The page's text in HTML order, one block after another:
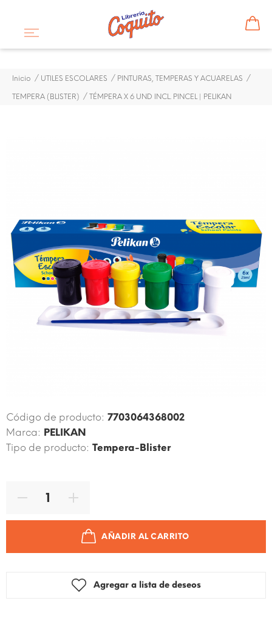
Inicio UTILES ESCOLARES PINTURAS, TEMPERAS Y ACUARELAS
TEMPERA (BLISTER) TÉMPERA X 6 UND INCL. PINCEL | PELIKAN
$ 2,26
Código de producto: 7703064368002
Marca: PELIKAN
Tipo de producto: Tempera-Blister
AÑADIR AL CARRITO
Agregar a lista de deseos